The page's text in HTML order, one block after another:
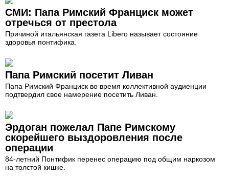
СМИ: Папа Римский Франциск может
отречься от престола
Причиной итальянская газета Libero называет состояние
здоровья понтифика.
Папа Римский посетит Ливан
Папа Римский Франциск во время коллективной аудиенции
подтвердил свое намерение посетить Ливан.
Эрдоган пожелал Папе Римскому
скорейшего выздоровления после
операции
84-летний Понтифик перенес операцию под общим наркозом
на толстой кишке.